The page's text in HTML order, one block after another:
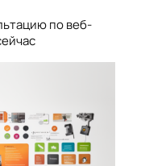
по веб-